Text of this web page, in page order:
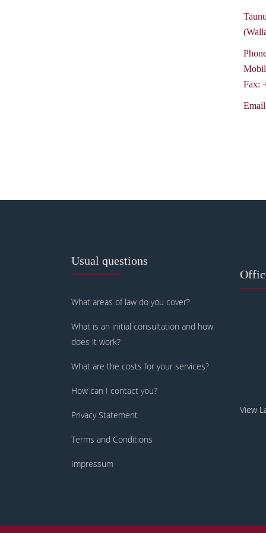
Fax:
Usual questions
What areas of law do you cover?
What is an initial consultation and how
does it work?
What are the costs for your services?
How can I contact you?
Privacy Statement
Terms and Conditions
Impressum
View